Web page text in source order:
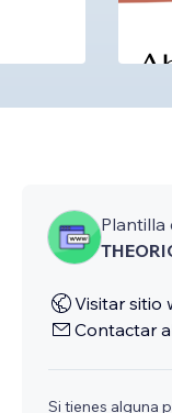
Plantilla
Visitar sitio
Contactar
Si tienes alguna